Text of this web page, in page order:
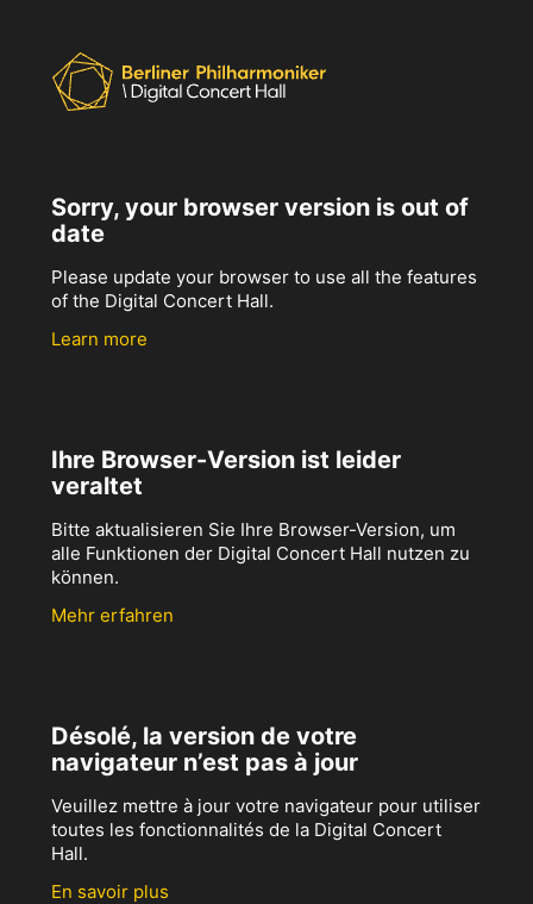
Sorry, your browser version is out of
date
Please update your browser to use all the features
of the Digital Concert Hall.
Learn more
Ihre Browser-Version ist leider
veraltet
Bitte aktualisieren Sie Ihre Browser-Version, um
alle Funktionen der Digital Concert Hall nutzen zu
können.
Mehr erfahren
Désolé, la version de votre
navigateur n’est pas à jour
Veuillez mettre à jour votre navigateur pour utiliser
toutes les fonctionnalités de la Digital Concert
Hall.
En savoir plus